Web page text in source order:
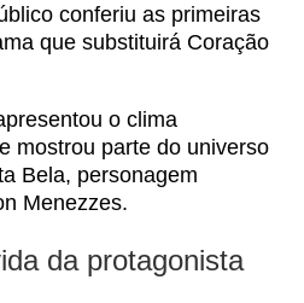
conferiu as primeiras
que substituirá Coração
o clima
mostrou parte do universo
Bela, personagem
Menezzes.
da protagonista